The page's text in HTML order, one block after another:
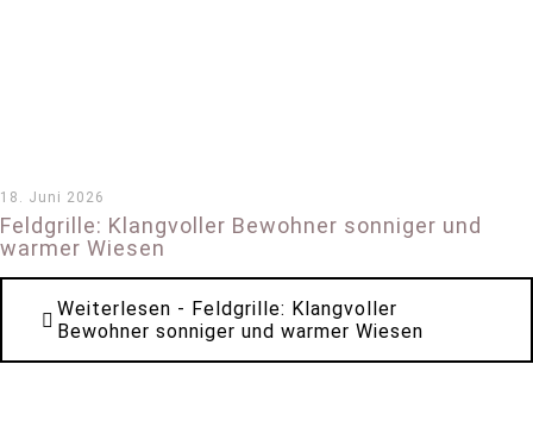
18. Juni 2026
Feldgrille: Klangvoller Bewohner sonniger und
warmer Wiesen
Weiterlesen - Feldgrille: Klangvoller
Bewohner sonniger und warmer Wiesen